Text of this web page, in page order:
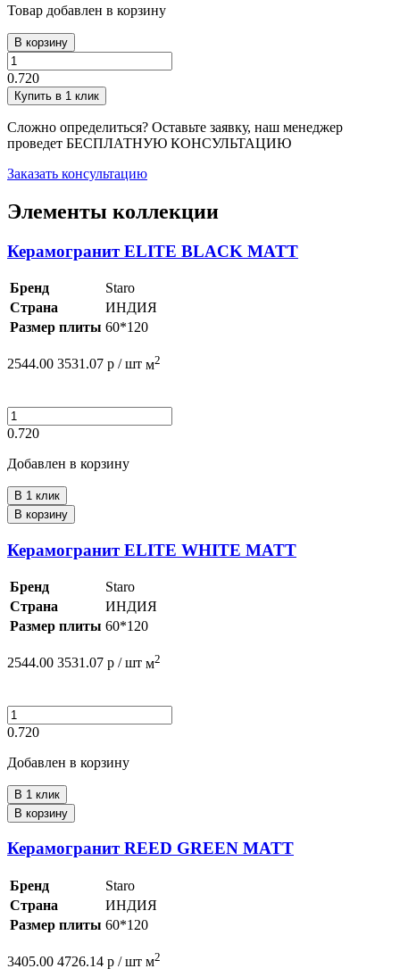
Товар добавлен в корзину
В корзину
0.720
Купить в 1 клик
Сложно определиться? Оставьте заявку, наш менеджер
проведет БЕСПЛАТНУЮ КОНСУЛЬТАЦИЮ
Заказать консультацию
Элементы коллекции
Керамогранит ELITE BLACK MATT
Бренд
Staro
Страна
ИНДИЯ
Размер плиты 60*120
2544.00 3531.07 р / шт м2
0.720
Добавлен в корзину
В 1 клик
В корзину
Керамогранит ELITE WHITE MATT
Бренд
Staro
Страна
ИНДИЯ
Размер плиты 60*120
2544.00 3531.07 р / шт м2
0.720
Добавлен в корзину
В 1 клик
В корзину
Керамогранит REED GREEN MATT
Бренд
Staro
Страна
ИНДИЯ
Размер плиты 60*120
3405.00 4726.14 р / шт м2